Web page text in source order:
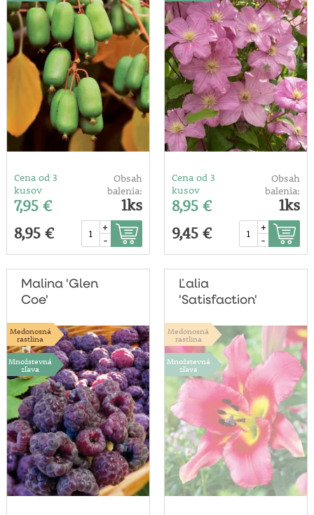
Cena od 3
kusov
7,95 €
Obsah
balenia:
1ks
8,95 €
+
-
Cena od 3
kusov
8,95 €
Obsah
balenia:
1ks
9,45 €
+
-
Malina 'Glen
Coe'
Medonosná
rastlina
Množstevná
zľava
Ľalia
'Satisfaction'
Medonosná
rastlina
Množstevná
zľava